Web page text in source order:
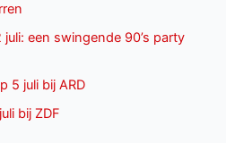
een swingende 90’s party
5 juli bij ARD
bij ZDF